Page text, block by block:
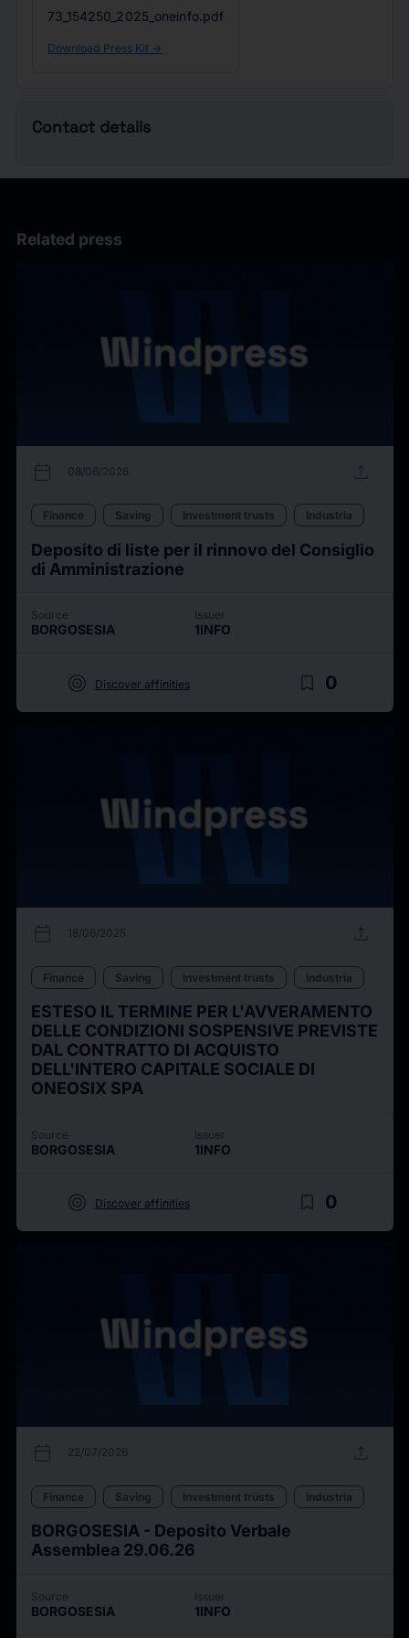
73_154250_2025_oneinfo.pdf
Download Press Kit ->
Contact details
Related press
calendar_today 08/06/2026 upload
Finance Saving Investment trusts Industria
Deposito di liste per il rinnovo del Consiglio
di Amministrazione
Source
BORGOSESIA
Issuer
1INFO
target Discover affinities bookmark_border 0
calendar_today 18/06/2025 upload
Finance Saving Investment trusts Industria
ESTESO IL TERMINE PER L'AVVERAMENTO
DELLE CONDIZIONI SOSPENSIVE PREVISTE
DAL CONTRATTO DI ACQUISTO
DELL'INTERO CAPITALE SOCIALE DI
ONEOSIX SPA
Source
BORGOSESIA
Issuer
1INFO
target Discover affinities bookmark_border 0
calendar_today 22/07/2026 upload
Finance Saving Investment trusts Industria
BORGOSESIA - Deposito Verbale
Assemblea 29.06.26
Source
BORGOSESIA
Issuer
1INFO